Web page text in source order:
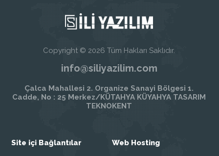
Copyright © 2026 Tüm Hakları Saklıdır.
info@siliyazilim.com
Çalca Mahallesi 2. Organize Sanayi Bölgesi 1.
Cadde, No : 25 Merkez/KÜTAHYA KÜYAHYA TASARIM
TEKNOKENT
Site içi Bağlantılar Web Hosting